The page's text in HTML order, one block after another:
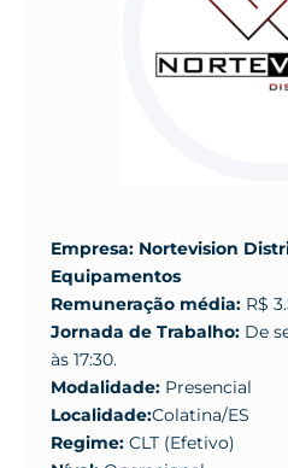
Empresa: Nortevision
Equipamentos
Remuneração média: R$
Jornada de Trabalho: De
às 17:30.
Modalidade: Presencial
Localidade:Colatina/ES
Regime: CLT (Efetivo)